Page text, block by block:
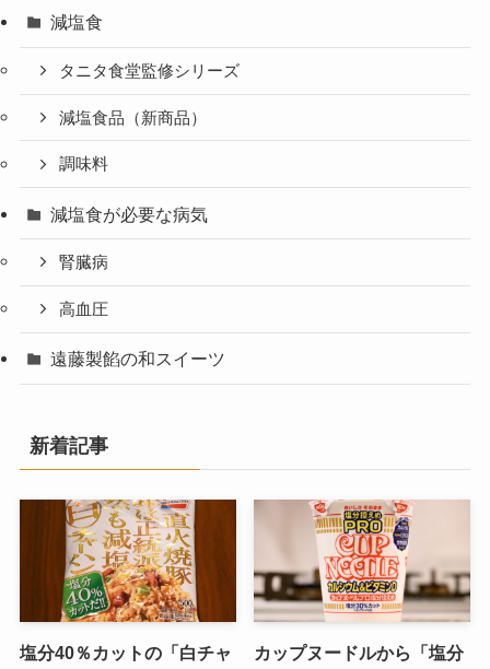
減塩食
タニタ食堂監修シリーズ
減塩食品（新商品）
調味料
減塩食が必要な病気
腎臓病
高血圧
遠藤製餡の和スイーツ
新着記事
塩分40％カットの「白チャ
カップヌードルから「塩分